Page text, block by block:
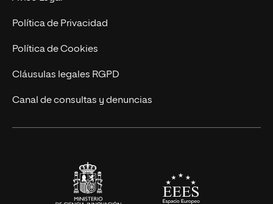
Marketing y Comunicación
Ingeniería
Diseño
Ciencias de la Salud
Política de Privacidad
Política de Cookies
Cláusulas legales RGPD
Canal de consultas y denuncias